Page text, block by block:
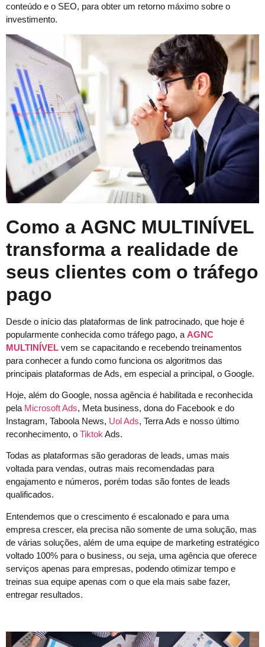
conteúdo e o SEO, para obter um retorno máximo sobre o
investimento.
Como a AGNC MULTINÍVEL
transforma a realidade de
seus clientes com o tráfego
pago
Desde o início das plataformas de link patrocinado, que hoje é
popularmente conhecida como tráfego pago, a AGNC
MULTINÍVEL vem se capacitando e recebendo treinamentos
para conhecer a fundo como funciona os algoritmos das
principais plataformas de Ads, em especial a principal, o Google.
Hoje, além do Google, nossa agência é habilitada e reconhecida
pela Microsoft Ads, Meta business, dona do Facebook e do
Instagram, Taboola News, Uol Ads, Terra Ads e nosso último
reconhecimento, o Tiktok Ads.
Todas as plataformas são geradoras de leads, umas mais
voltada para vendas, outras mais recomendadas para
engajamento e números, porém todas são fontes de leads
qualificados.
Entendemos que o crescimento é escalonado e para uma
empresa crescer, ela precisa não somente de uma solução, mas
de várias soluções, além de uma equipe de marketing estratégico
voltado 100% para o business, ou seja, uma agência que oferece
serviços apenas para empresas, podendo otimizar tempo e
treinas sua equipe apenas com o que ela mais sabe fazer,
entregar resultados.